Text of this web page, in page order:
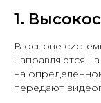
1.
В основе
направляются
на
передают